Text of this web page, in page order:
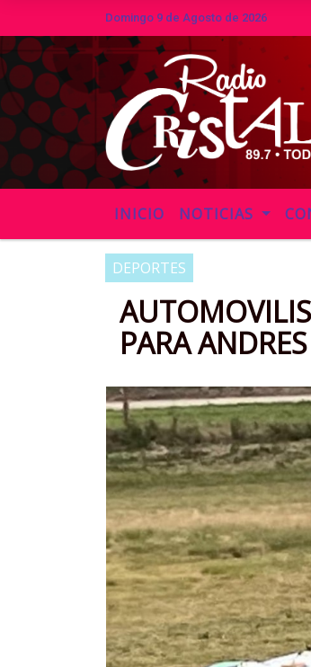
Domingo 9 de Agosto de 2026
Hoy es
INICIO NOTICIAS
DEPORTES
PARA